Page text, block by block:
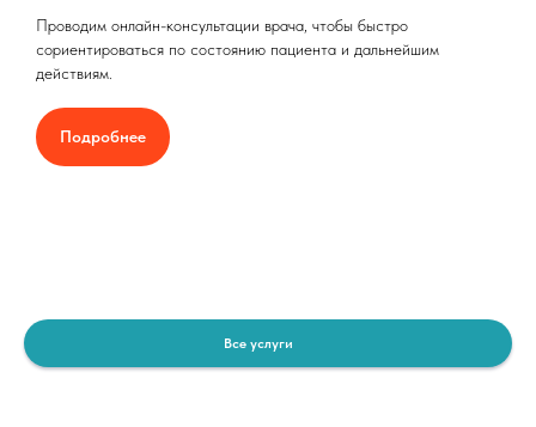
Проводим онлайн-консультации врача, чтобы быстро
сориентироваться по состоянию пациента и дальнейшим
действиям.
Подробнее
Все услуги